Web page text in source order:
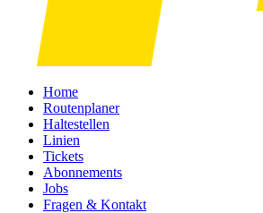
Home
Routenplaner
Haltestellen
Linien
Tickets
Abonnements
Jobs
Fragen & Kontakt